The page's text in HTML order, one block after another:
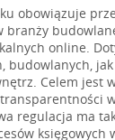
obowiązuje
branży
online.
budowlanych,
Celem jest
regulacja ma
księgowych